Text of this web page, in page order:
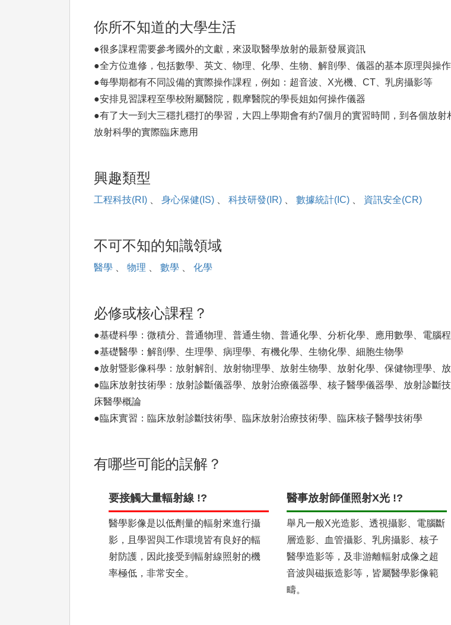
你所不知道的大學生活
●很多課程需要參考國外的文獻，來汲取醫學放射的最新發展資訊
●全方位進修，包括數學、英文、物理、化學、生物、解剖學、儀器的基本原理與操
●每學期都有不同設備的實際操作課程，例如：超音波、X光機、CT、乳房攝影等
●安排見習課程至學校附屬醫院，觀摩醫院的學長姐如何操作儀器
●有了大一到大三穩扎穩打的學習，大四上學期會有約7個月的實習時間，到各個放
放射科學的實際臨床應用
興趣類型
工程科技(RI) 、 身心保健(IS) 、 科技研發(IR) 、 數據統計(IC) 、 資訊安全(CR)
不可不知的知識領域
醫學 、 物理 、 數學 、 化學
必修或核心課程？
●基礎科學：微積分、普通物理、普通生物、普通化學、分析化學、應用數學、電腦
●基礎醫學：解剖學、生理學、病理學、有機化學、生物化學、細胞生物學
●放射暨影像科學：放射解剖、放射物理學、放射生物學、放射化學、保健物理學、
●臨床放射技術學：放射診斷儀器學、放射治療儀器學、核子醫學儀器學、放射診斷
床醫學概論
●臨床實習：臨床放射診斷技術學、臨床放射治療技術學、臨床核子醫學技術學
有哪些可能的誤解？
要接觸大量輻射線 !?
醫學影像是以低劑量的輻射來進行攝
影，且學習與工作環境皆有良好的輻
射防護，因此接受到輻射線照射的機
率極低，非常安全。
醫事放射師僅照射X光 !?
舉凡一般X光造影、透視攝影、電腦斷
層造影、血管攝影、乳房攝影、核子
醫學造影等，及非游離輻射成像之超
音波與磁振造影等，皆屬醫學影像範
疇。